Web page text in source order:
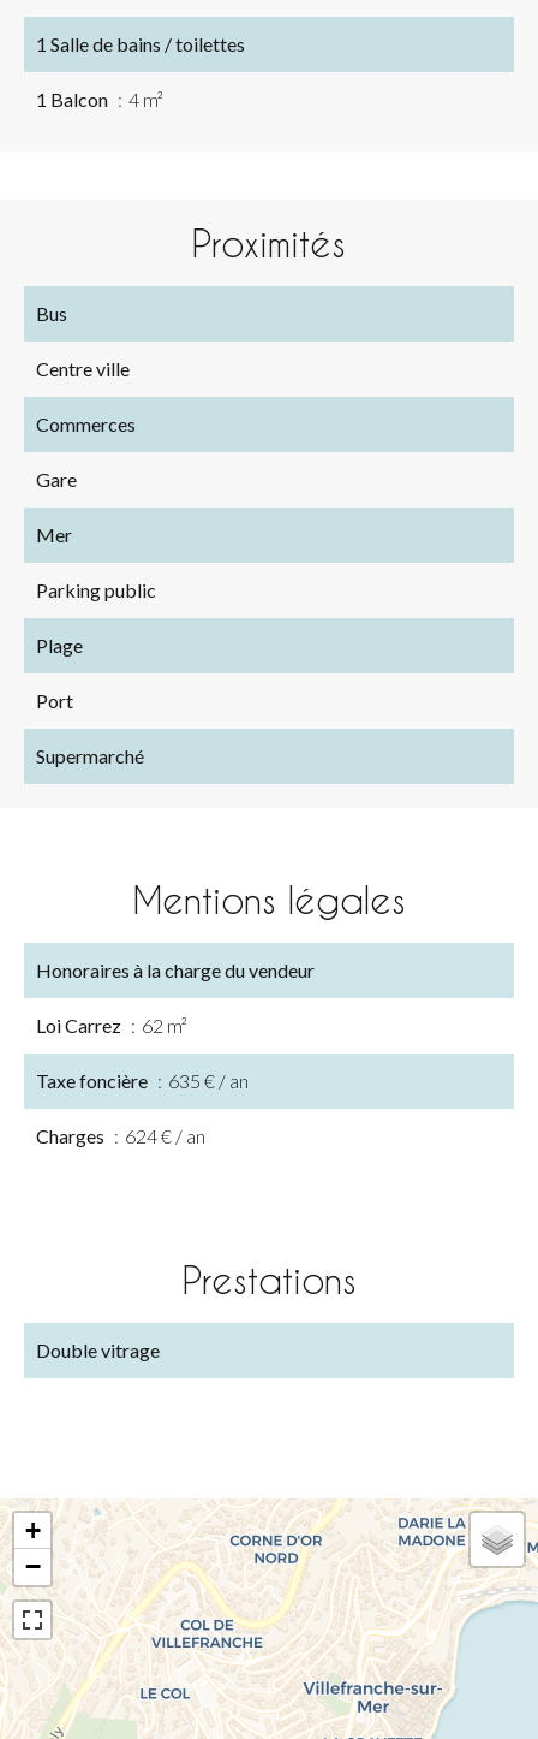
1 Salle de bains / toilettes
1 Balcon 4 m²
Proximités
Bus
Centre ville
Commerces
Gare
Mer
Parking public
Plage
Port
Supermarché
Mentions légales
Honoraires à la charge du vendeur
Loi Carrez 62 m²
Taxe foncière 635 € / an
Charges 624 € / an
Prestations
Double vitrage
+
−